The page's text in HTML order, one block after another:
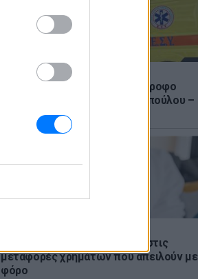
ΕΙΔΗΣΕΙΣ
Πτώση γυναίκας από τον 5ο όροφο
πολυκατοικίας στη Μιχαλακοπούλου –
Ανασύρθηκε αναίσθητη
Γονικές παροχές: Οι παγίδες στις
μεταφορές χρημάτων που απειλούν με
φόρο